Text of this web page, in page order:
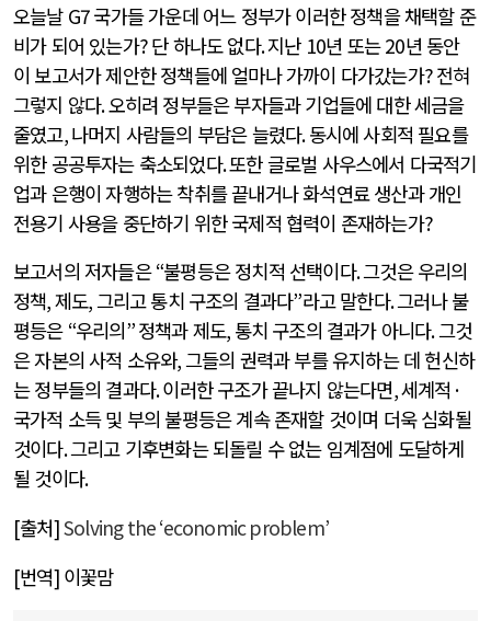
오늘날 G7국가들 가운데 어느 정부가 이러한 정책을 채택할 준
비가 되어 있는가?단 하나도 없다.지난 10년 또는20년 동안
이 보고서가 제안한 정책들에 얼마나 가까이 다가갔는가?전혀
그렇지 않다.오히려 정부들은 부자들과 기업들에 대한 세금을
줄였고,나머지 사람들의 부담은 늘렸다.동시에 사회적 필요를
위한 공공투자는 축소되었다.또한 글로벌 사우스에서 다국적기
업과 은행이 자행하는 착취를 끝내거나 화석연료 생산과 개인
전용기 사용을 중단하기 위한 국제적 협력이 존재하는가?
보고서의 저자들은“불평등은 정치적 선택이다.그것은 우리의
정책,제도,그리고 통치 구조의 결과다”라고 말한다.그러나 불
평등은 “우리의”정책과 제도, 통치 구조의 결과가 아니다.그것
은 자본의 사적 소유와,그들의 권력과 부를 유지하는 데 헌신하
는 정부들의 결과다.이러한 구조가 끝나지 않는다면,세계적 ·
국가적 소득 및 부의 불평등은 계속 존재할 것이며 더욱 심화될
것이다.그리고 기후변화는 되돌릴 수 없는 임계점에 도달하게
될 것이다.
[출처]Solving the ‘economic problem’
[번역] 이꽃맘